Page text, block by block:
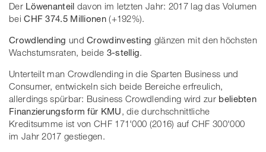
Der Löwenanteil davon im letzten Jahr: 2017 lag das Volumen
beiCHF 374.5 Millionen(+192%).
Crowdlending undCrowdinvesting glänzen mit den höchsten
Wachstumsraten, beide 3-stellig.
Unterteilt man Crowdlending in die Sparten Business und
Consumer, entwickeln sich beide Bereiche erfreulich,
allerdings spürbar: Business Crowdlending wird zur beliebten
Finanzierungsform für KMU, die durchschnittliche
Kreditsumme ist von CHF 171'000 (2016) auf CHF 300'000
im Jahr 2017 gestiegen.